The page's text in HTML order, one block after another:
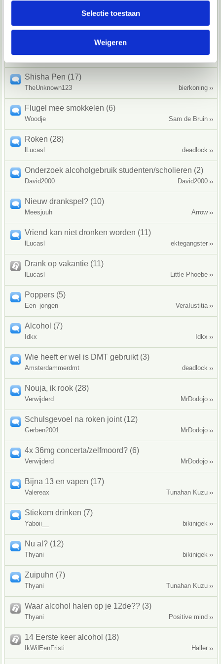
partners kunnen deze gegevens combineren met andere
informatie die je aan ze hebt verstrekt of die ze hebben
verzameld op basis van jouw gebruik van hun services.
We werken samen met67 derdendie uw gegevens
kunnen ontvangen en verwerken.
Selectie toestaan
Weigeren
Jointje roken? (2)
Mischa W Little Phoebe
Thyani Destruct!
Shisha Pen (17)
TheUnknown123 bierkoning
Flugel mee smokkelen (6)
Woodje Sam de Bruin
Roken (28)
lLucasl deadlock
Onderzoek alcoholgebruik studenten/scholieren (2)
David2000 David2000
Nieuw drankspel? (10)
Meesjuuh Arrow
Vriend kan niet dronken worden (11)
lLucasl ektegangster
Drank op vakantie (11)
lLucasl Little Phoebe
Poppers (5)
Een_jongen VeraIustitia
Alcohol (7)
Idkx Idkx
Wie heeft er wel is DMT gebruikt (3)
Amsterdammerdmt deadlock
Nouja, ik rook (28)
Verwijderd MrDodojo
Schulsgevoel na roken joint (12)
Gerben2001 MrDodojo
4x 36mg concerta/zelfmoord? (6)
Verwijderd MrDodojo
Bijna 13 en vapen (17)
Valereax Tunahan Kuzu
Stiekem drinken (7)
Yaboii__ bikinigek
Nu al? (12)
Thyani bikinigek
Zuipuhn (7)
Thyani Tunahan Kuzu
Waar alcohol halen op je 12de?? (3)
Thyani Positive mind
14 Eerste keer alcohol (18)
IkWilEenFristi Haller